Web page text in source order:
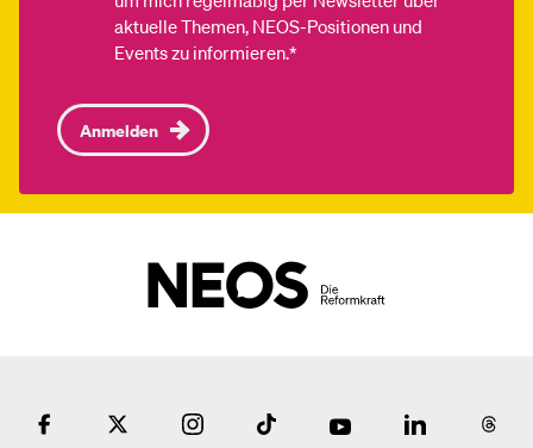
aktuelle Themen, NEOS-Positionen und
Events zu informieren.*
Anmelden